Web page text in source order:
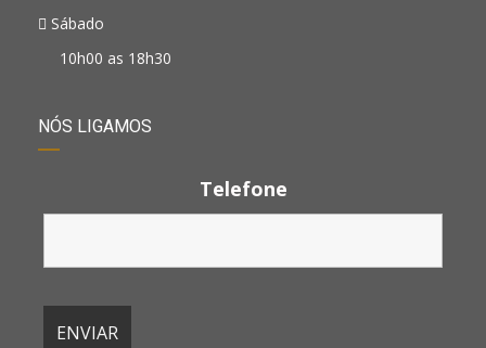
Sábado
10h00 as 18h30
NÓS LIGAMOS
Telefone